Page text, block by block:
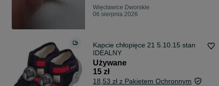
Więcławice Dworskie
06 sierpnia 2026
Kapcie chłopięce 21 5.10.15 stan
IDEALNY
Używane
15 zł
18,53 zł z Pakietem Ochronnym